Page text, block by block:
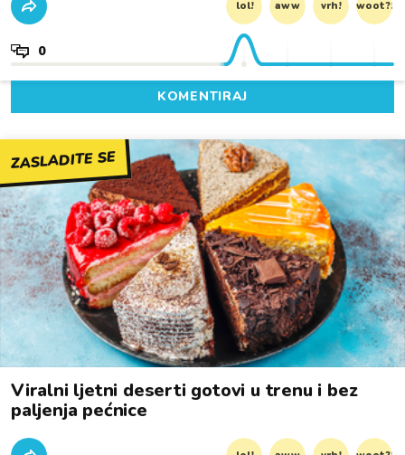
lol! aww vrh! woot?!
0
KOMENTIRAJ
ZASLADITE SE
Viralni ljetni deserti gotovi u trenu i bez
paljenja pećnice